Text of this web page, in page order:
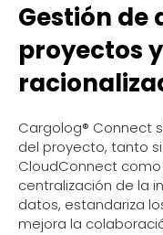
Gestión de
proyectos
Cargolog® Connect
del proyecto, tanto
CloudConnect
centralización de la
datos, estandariza
mejora la